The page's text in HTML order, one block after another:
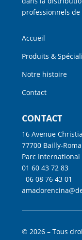
professionnels
Accueil
Produits &
Notre histoire
Contact
CONTACT
16 Avenue
77700 Bailly-
Parc International
01 60 43 72 83
06 08 76 43 01
© 2026 – Tous